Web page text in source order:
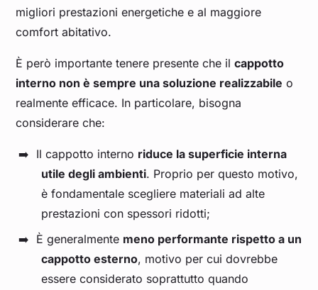
migliori prestazioni energetiche e al maggiore
comfort abitativo.
È però importante tenere presente che ilcappotto
interno non è sempre una soluzione realizzabile o
realmente efficace. In particolare, bisogna
considerare che:
Il cappotto interno riduce la superficie interna
utile degli ambienti. Proprio per questo motivo,
è fondamentale scegliere materiali ad alte
prestazioni con spessori ridotti;
È generalmente meno performante rispetto a un
cappotto esterno, motivo per cui dovrebbe
essere considerato soprattutto quando